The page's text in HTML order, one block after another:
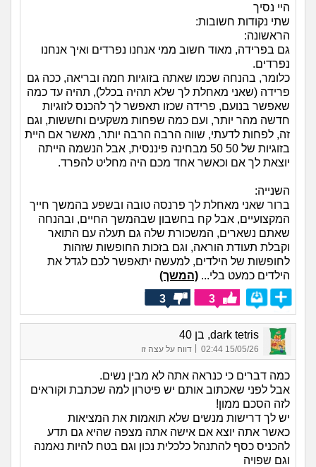
היי נסיך
שתי נקודות חשובות:
הראשונה:
גם בפרידה, מאוד חשוב ממי אנחנו נפרדים ואיך אנחנו
נפרדים.
כלומר, בהנחה שכמו שאתה בזוגיות חמה ובריאה, ככה גם
פרידה (שאני מאחלת לך שלא תהיה בכלל), תהיה עד כמה
שאפשר בנועם, פרידה שכזו תאפשר לך להכנס לזוגיות
חדשה מהר יותר, ועם כמה שפחות משקעים וחששות, וגם
זה, לפחות לדעתי, שווה הרבה הרבה יותר, מאשר אם היית
בזוגיות של 50 50 מבחינה פיננסית, אבל הנשמה הייתה
יוצאת לך אם וכאשר אחד מכם היה מחליט להפרד.
השנייה:
ברור שאני מאחלת לך פרנסה טובה ובשפע בהמשך חייך
המקצועיים, אבל קח בחשבון שבהמשך החיים, ובהנחה
שאתם נשארים, המשכורת שלה גם תעלה עם התואר
וקבלת תעודת הוראה, וגם בזכות החופשות שזהות
לחופשות של הילדים, למעשה יתאפשר לכם לגדל את
הילדים כמעט בלי... (המשך)
3
3
dark tetris, בן 40
15/05/26 02:44
| דווח על עצה זו
כמה דברים כי כנראה אתה לא מבין נשים.
אבל לפני שאכתוב אותם יש פיטרון למה שכתבת וקוראים
לזה הסכם ממון!
יש לך דרישות מנשים שלא תואמות את המציאות
כאשר אתה יוצא אם אישה אתה מצפה שהיא גם תדע
להכניס כסף להתנהל כלכלית נכון וגם בטח להיות נאמנה
וגם שפויה